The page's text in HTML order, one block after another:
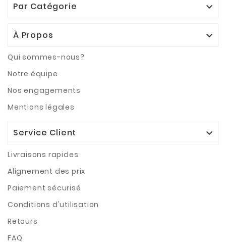
Par Catégorie 
À Propos 
Qui sommes-nous?
Notre équipe
Nos engagements
Mentions légales
Service Client 
Livraisons rapides
Alignement des prix
Paiement sécurisé
Conditions d'utilisation
Retours
FAQ